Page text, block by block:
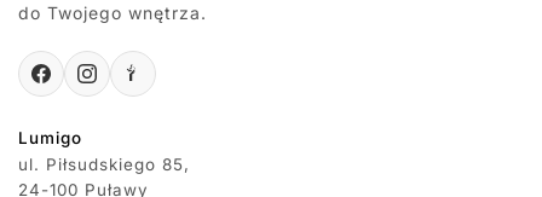
do Twojego wnętrza.
Lumigo
ul. Piłsudskiego 85,
24-100 Puławy